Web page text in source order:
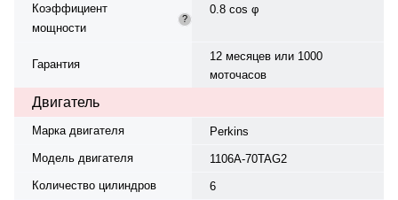
Коэффициент
мощности
?
0.8 cos φ
Гарантия
12 месяцев или 1000
моточасов
Двигатель
Марка двигателя
Perkins
Модель двигателя
1106A-70TAG2
Количество цилиндров
6